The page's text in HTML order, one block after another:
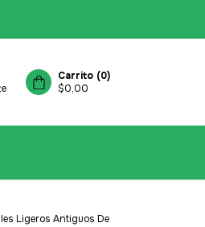
Carrito (0)
$0,00
Ligeros Antiguos De